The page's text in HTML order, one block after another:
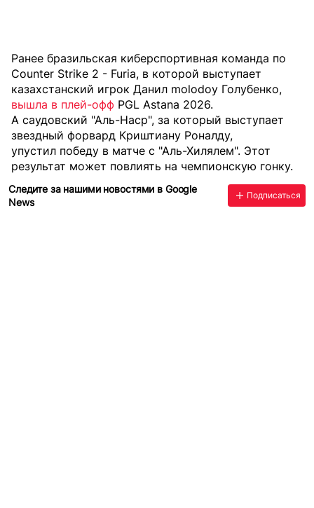
Ранее бразильская киберспортивная команда по
Counter Strike 2 - Furia, в которой выступает
казахстанский игрок Данил molodoy Голубенко,
вышла в плей-офф PGL Astana 2026.
А саудовский "Аль-Наср", за который выступает
звездный форвард Криштиану Роналду,
упустил победу в матче с "Аль-Хилялем". Этот
результат может повлиять на чемпионскую гонку.
Следите за нашими новостями в Google
News
Подписаться